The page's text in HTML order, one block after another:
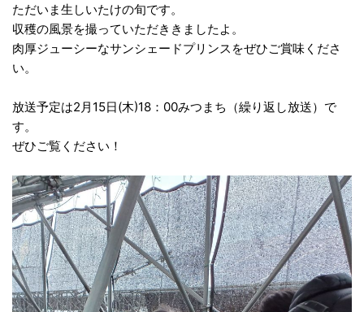
ただいま生しいたけの旬です。
収穫の風景を撮っていただききましたよ。
肉厚ジューシーなサンシェードプリンスをぜひご賞味くださ
い。
放送予定は2月15日(木)18：00みつまち（繰り返し放送）で
す。
ぜひご覧ください！